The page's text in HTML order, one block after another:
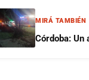
MIRÁ TAMBIÉN
Córdoba: